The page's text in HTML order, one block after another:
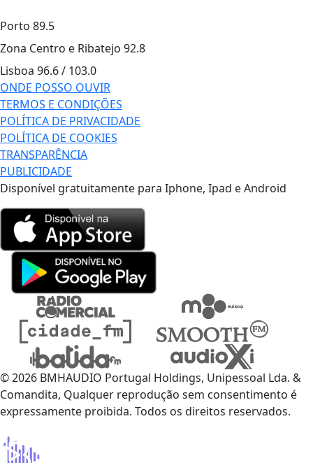
Porto 89.5
Zona Centro e Ribatejo 92.8
Lisboa 96.6 / 103.0
ONDE POSSO OUVIR
TERMOS E CONDIÇÕES
POLÍTICA DE PRIVACIDADE
POLÍTICA DE COOKIES
TRANSPARÊNCIA
PUBLICIDADE
Disponível gratuitamente para Iphone, Ipad e Android
© 2026 BMHAUDIO Portugal Holdings, Unipessoal Lda. &
Comandita, Qualquer reprodução sem consentimento é
expressamente proibida. Todos os direitos reservados.